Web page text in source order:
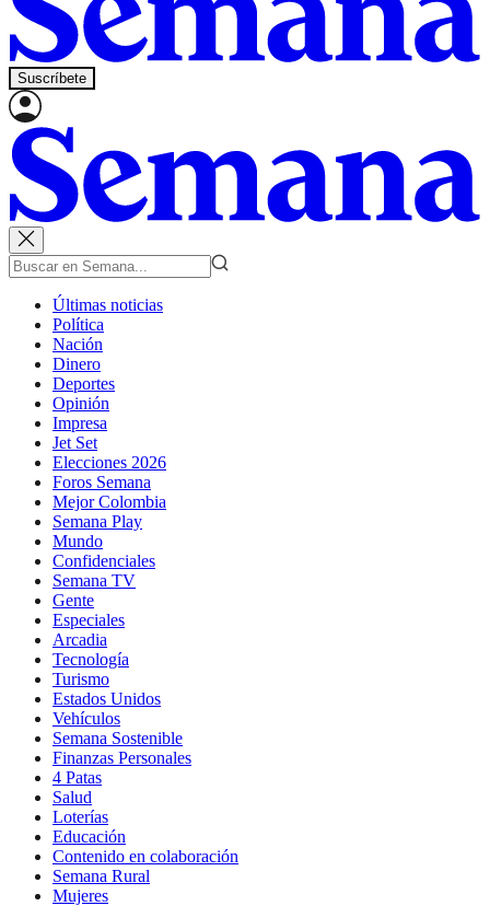
Suscríbete
Últimas noticias
Política
Nación
Dinero
Deportes
Opinión
Impresa
Jet Set
Elecciones 2026
Foros Semana
Mejor Colombia
Semana Play
Mundo
Confidenciales
Semana TV
Gente
Especiales
Arcadia
Tecnología
Turismo
Estados Unidos
Vehículos
Semana Sostenible
Finanzas Personales
4 Patas
Salud
Loterías
Educación
Contenido en colaboración
Semana Rural
Mujeres